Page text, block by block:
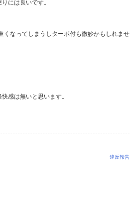
には良いです。
なってしまうしターボ付も微妙かもしれませ
感は無いと思います。
違反報告